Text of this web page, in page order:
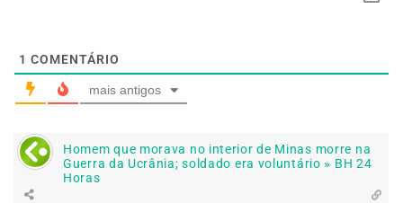
1 COMENTÁRIO
mais antigos
Homem que morava no interior de Minas morre na
Guerra da Ucrânia; soldado era voluntário » BH 24
Horas